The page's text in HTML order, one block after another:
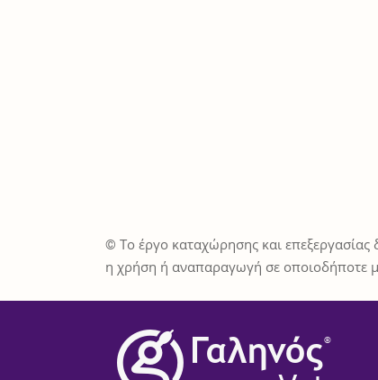
© Το έργο καταχώρησης και επεξεργασίας
η χρήση ή αναπαραγωγή σε οποιοδήποτε
®